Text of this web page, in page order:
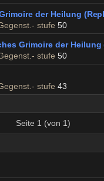
der Heilung
stufe 50
Grimoire der Heilung
stufe 50
stufe 43
Seite 1 (von 1)